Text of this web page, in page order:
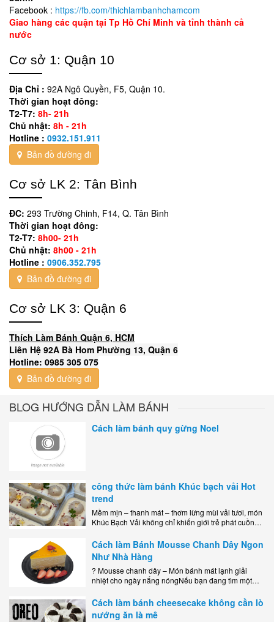
Facebook : https://fb.com/thichlambanhchamcom
Giao hàng các quận tại Tp Hồ Chí Minh và tỉnh thành cả
nước
Cơ sở 1: Quận 10
Địa Chỉ : 92A Ngô Quyền, F5, Quận 10.
Thời gian hoạt đông:
T2-T7: 8h- 21h
Chủ nhật: 8h - 21h
Hotline : 0932.151.911
Bản đồ đường đi
Cơ sở LK 2: Tân Bình
ĐC: 293 Trường Chinh, F14, Q. Tân Bình
Thời gian hoạt đông:
T2-T7: 8h00- 21h
Chủ nhật: 8h00 - 21h
Hotline : 0906.352.795
Bản đồ đường đi
Cơ sở LK 3: Quận 6
Thích Làm Bánh Quận 6, HCM
Liên Hệ 92A Bà Hom Phường 13, Quận 6
Hotline: 0985 305 075
Bản đồ đường đi
BLOG HƯỚNG DẪN LÀM BÁNH
Cách làm bánh quy gừng Noel
công thức làm bánh Khúc bạch vải Hot
trend
Mềm mịn – thanh mát – thơm lừng mùi vải tươi, món
Khúc Bạch Vải không chỉ khiến giới trẻ phát cuồng
Cách làm Bánh Mousse Chanh Dây Ngon
Như Nhà Hàng
? Mousse chanh dây – Món bánh mát lạnh giải
nhiệt cho ngày nắng nóngNếu bạn đang tìm một
dễ..
Cách làm bánh cheesecake không cần lò
nướng ăn là mê